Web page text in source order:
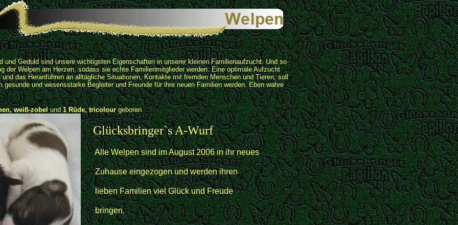
und Geduld sind unsere wichtigsten Eigenschaften in unserer kleinen Familienaufzucht. Und so
der Welpen am Herzen, sodass sie echte Familienmitglieder werden. Eine optimale Aufzucht
das Heranführen an alltägliche Situationen, Kontakte mit fremden Menschen und Tieren; soll
und wesensstarke Begleiter und Freunde für ihre neuen Familien werden. Eben wahre
weiß-zobelund1 Rüde, tricolourgeboren
Glücksbringer`s A-Wurf
Alle Welpen sind im August 2006 in ihr neues
Zuhause eingezogen und werden ihren
lieben Familien viel Glück und Freude
bringen.